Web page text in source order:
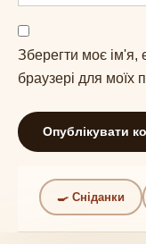
Зберегти моє ім'я,
браузері для моїх
🍳 Сніданки